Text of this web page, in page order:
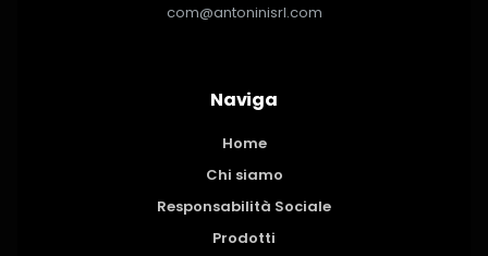
com@antoninisrl.com
Naviga
Home
Chi siamo
Responsabilità Sociale
Prodotti